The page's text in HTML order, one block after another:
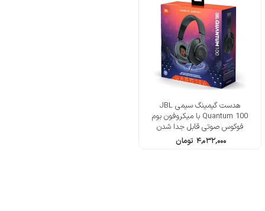
هدست گیمینگ سیمی JBL
Quantum 100 با میکروفون بوم
فوکوس صوتی قابل جدا شدن
۴,۰۳۲,۰۰۰ تومان